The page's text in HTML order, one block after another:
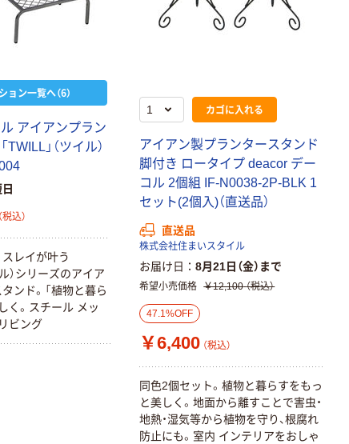
ョン一覧へ（6）
アイアンプラン
」（ツイル）
（税込）
レイが叶う
ル）シリーズのアイア
ンド。「植物と暮ら
く。スチール メッ
ビング
カゴに入れる
アイアン製プランタースタンド
脚付き ロータイプ deacor デー
コル 2個組 IF-N0038-2P-BLK 1
セット(2個入)（直送品）
直送品
株式会社住まいスタイル
お届け日 8月21日（金）まで
希望小売価格 ￥12,100 （税込）
47.1%OFF
￥6,400 （税込）
同色2個セット。植物と暮らすをもっ
と美しく。地面から離すことで害虫・
地熱・湿気等から植物を守り、根腐れ
防止にも。室内 インテリアをおしゃ
本気プライス
本気プライス
アスクル セロハ
ンテープ
本気プライス
キングジム テプ
ラ TEPRA
PRO【純正】テー
字）
富士フイルム チ
ェキ専用フィル
トイレットペー
パー シングル
120ｍ 再生紙